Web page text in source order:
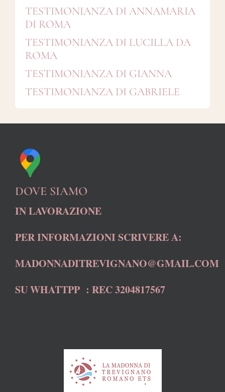
TESTIMONIANZA DI ANNAMARIA
DI ROMA
TESTIMONIANZA DI LUCILLA DA
ROMA
TESTIMONIANZA DI GIANNA
TESTIMONIANZA DI GABRIELE
DOVE SIAMO
IN LAVORAZIONE
PER INFORMAZIONI SCRIVERE A:
MADONNADITREVIGNANO@GMAIL.COM
SU WHATTPP : REC 3204817567